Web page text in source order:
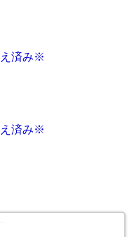
済み※
済み※